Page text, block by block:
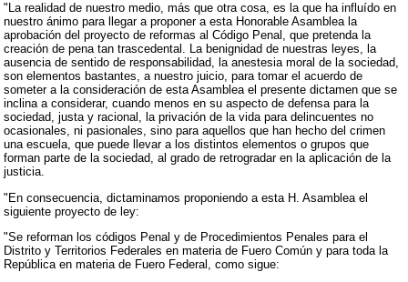
"La realidad de nuestro medio, más que otra cosa, es la que ha influído en
nuestro ánimo para llegar a proponer a esta Honorable Asamblea la
aprobación del proyecto de reformas al Código Penal, que pretenda la
creación de pena tan trascedental. La benignidad de nuestras leyes, la
ausencia de sentido de responsabilidad, la anestesia moral de la sociedad,
son elementos bastantes, a nuestro juicio, para tomar el acuerdo de
someter a la consideración de esta Asamblea el presente dictamen que se
inclina a considerar, cuando menos en su aspecto de defensa para la
sociedad, justa y racional, la privación de la vida para delincuentes no
ocasionales, ni pasionales, sino para aquellos que han hecho del crimen
una escuela, que puede llevar a los distintos elementos o grupos que
forman parte de la sociedad, al grado de retrogradar en la aplicación de la
justicia.
"En consecuencia, dictaminamos proponiendo a esta H. Asamblea el
siguiente proyecto de ley:
"Se reforman los códigos Penal y de Procedimientos Penales para el
Distrito y Territorios Federales en materia de Fuero Común y para toda la
República en materia de Fuero Federal, como sigue: